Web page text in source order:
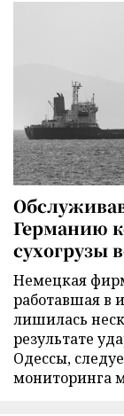
Германию
сухогрузы
Немецкая
работавшая в
лишилась
результате
Одессы,
мониторинга